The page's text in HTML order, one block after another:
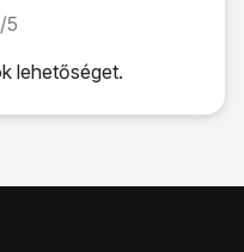
5
lehetőséget.